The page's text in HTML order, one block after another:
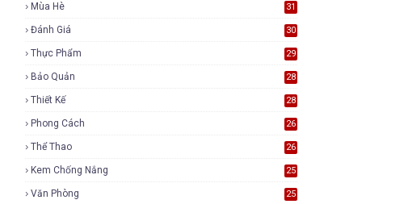
Mùa Hè 31
Đánh Giá 30
Thực Phẩm 29
Bảo Quản 28
Thiết Kế 28
Phong Cách 26
Thể Thao 26
Kem Chống Nắng 25
Văn Phòng 25